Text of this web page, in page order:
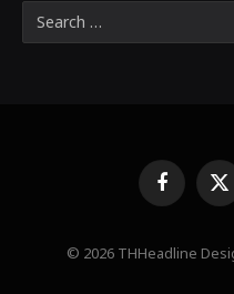
FacebookX
© 2026 THHeadline